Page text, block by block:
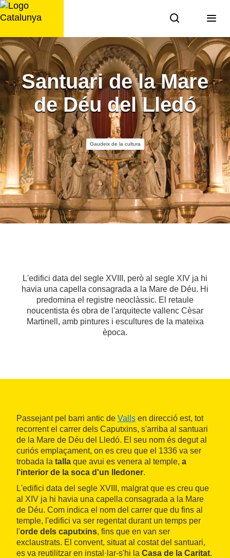
Saltar
al
Santuari de la Mare
de Déu del Lledó
Gaudeix de la cultura
L'edifici data del segle XVIII, però al segle XIV ja hi
havia una capella consagrada a la Mare de Déu. Hi
predomina el registre neoclàssic. El retaule
noucentista és obra de l'arquitecte vallenc Cèsar
Martinell, amb pintures i escultures de la mateixa
època.
Passejant pel barri antic de Valls en direcció est, tot
recorrent el carrer dels Caputxins, s'arriba al santuari
de la Mare de Déu del Lledó. El seu nom és degut al
curiós emplaçament, on es creu que el 1336 va ser
trobada la talla que avui es venera al temple, a
l'interior de la soca d'un lledoner.
L'edifici data del segle XVIII, malgrat que es creu que
al XIV ja hi havia una capella consagrada a la Mare
de Déu. Com indica el nom del carrer que du fins al
temple, l'edifici va ser regentat durant un temps per
l'orde dels caputxins, fins que en van ser
exclaustrats. El convent, situat al costat del santuari,
es va reutilitzar en instal·lar-s'hi la Casa de la Caritat.